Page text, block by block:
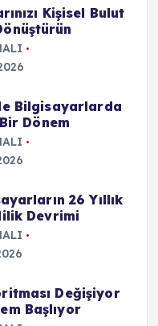
Kişisel Bulut
Bilgisayarlarda
Dönem
26 Yıllık
Devrimi
Değişiyor
Başlıyor